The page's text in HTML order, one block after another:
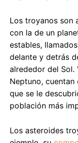
Los troyanos son
con la de un
estables,
delante y detrás
alrededor del Sol.
Neptuno,
que se le
población más
Los asteroides